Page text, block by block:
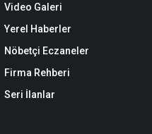
Video Galeri
Yerel Haberler
Nöbetçi Eczaneler
Firma Rehberi
Seri İlanlar